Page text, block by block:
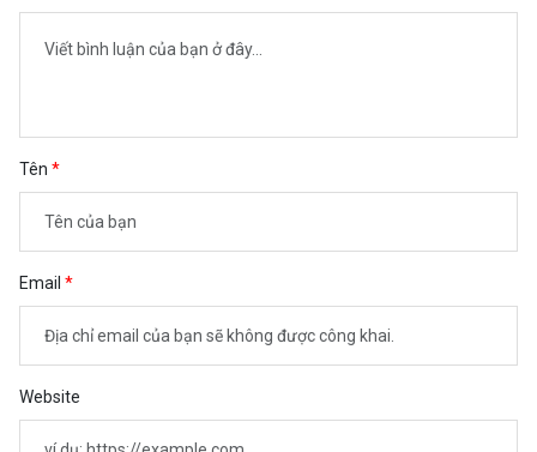
Tên
Email
Website